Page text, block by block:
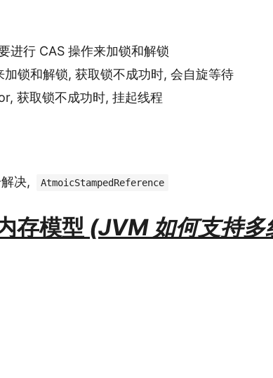
进行 CAS 操作来加锁和解锁
锁和解锁, 获取锁不成功时, 会自旋等待
获取锁不成功时, 挂起线程
决,
AtmoicStampedReference
存模型 (JVM 如何支持多